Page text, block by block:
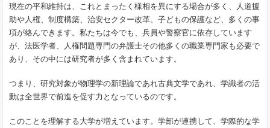
現在の平和維持は、これとまったく様相を異にする場合が多く、人道援
助や人権、制度構築、治安セクター改革、子どもの保護など、多くの事
項が絡んできます。私たちは今でも、兵員や警察官に依存しています
が、法医学者、人権問題専門の弁護士その他多くの職業専門家も必要で
あり、その中には研究者が多く含まれています。
つまり、研究対象が物理学の新理論であれ古典文学であれ、学識者の活
動は全世界で前進を促す力となっているのです。
このことを理解する大学が増えています。学部が連携して、学際的な学